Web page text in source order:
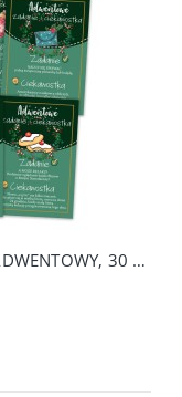
Ciekawostki i zadania KALENDARZ ADWENTOWY, 30 kart